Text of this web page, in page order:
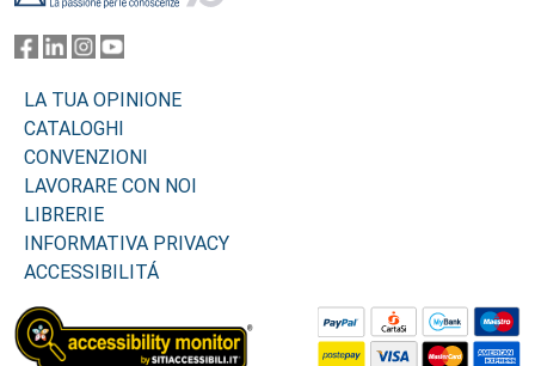
LA TUA OPINIONE
CATALOGHI
CONVENZIONI
LAVORARE CON NOI
LIBRERIE
INFORMATIVA PRIVACY
ACCESSIBILITÁ